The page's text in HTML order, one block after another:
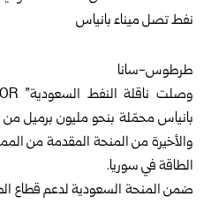
طرطوس-سانا
بانياس محمّلة بنحو مليون برميل من
والأخيرة من المنحة المقدمة من
الطاقة في سوريا.